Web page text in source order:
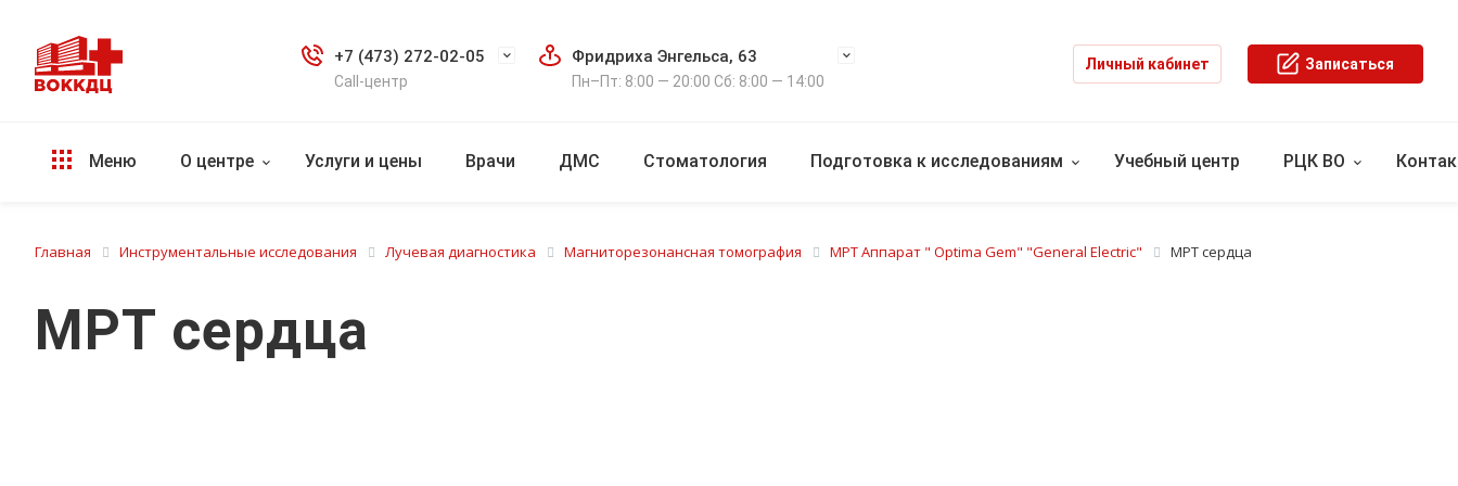
+7 (473) 272-02-05
Call-центр
Фридриха Энгельса, 63
Пн–Пт: 8:00 — 20:00 Сб: 8:00 — 14:00
Личный кабинет Записаться
Меню О центре Услуги и цены Врачи ДМС Стоматология Подготовка к исследованиям Учебный центр РЦК ВО
Главная Инструментальные исследования Лучевая диагностика Магниторезонансная томография МРТ Аппарат " Optima Gem" "General Electric" МРТ сердца
МРТ сердца